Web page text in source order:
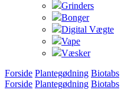
Grinders
Bonger
Digital Vægte
Vape
Væsker
Forside Plantegødning Biotabs
Forside Plantegødning Biotabs